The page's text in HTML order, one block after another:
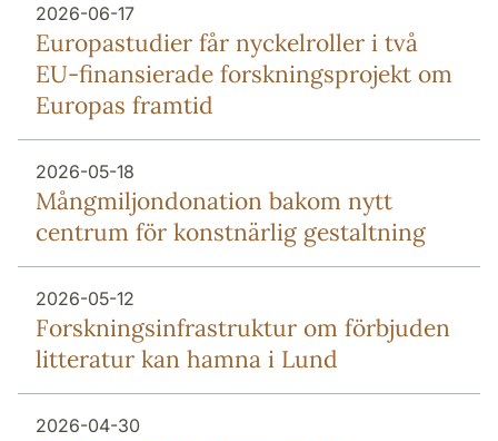
2026-06-17
Europa­studier får nyckel­roller i två
EU-finansierade forsknings­projekt om
Europas framtid
2026-05-18
Mång­miljon­donation bakom nytt
centrum för konstnärlig gestaltning
2026-05-12
Forsknings­infrastruktur om förbjuden
litteratur kan hamna i Lund
2026-04-30